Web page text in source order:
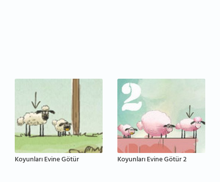
Koyunları Evine Götür Koyunları Evine Götür 2